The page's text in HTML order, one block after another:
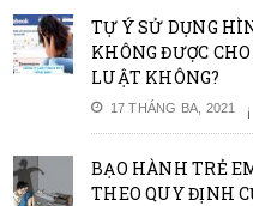
TỰ Ý SỬ DỤNG
KHÔNG ĐƯỢC
LUẬT KHÔNG?
17 THÁNG BA, 2021
BẠO HÀNH TRẺ
THEO QUY ĐỊNH